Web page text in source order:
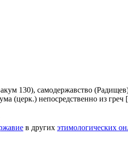
130), самодержавство
(церк.) непосредственно из
в других этимологических